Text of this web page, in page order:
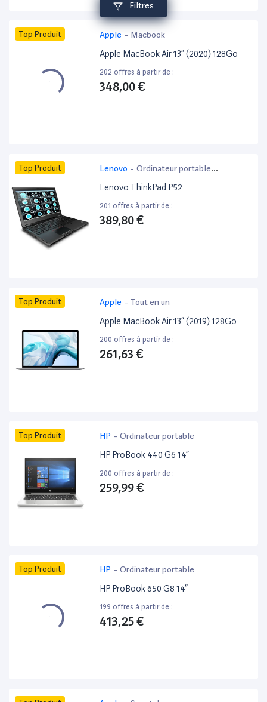
Filtres
Top Produit Apple - Macbook
Apple MacBook Air 13” (2020) 128Go
202 offres à partir de :
348,00 €
Top Produit Lenovo - Ordinateur portable
bureautique
Lenovo ThinkPad P52
201 offres à partir de :
389,80 €
Top Produit Apple - Tout en un
Apple MacBook Air 13” (2019) 128Go
200 offres à partir de :
261,63 €
Top Produit HP - Ordinateur portable
HP ProBook 440 G6 14”
200 offres à partir de :
259,99 €
Top Produit HP - Ordinateur portable
HP ProBook 650 G8 14”
199 offres à partir de :
413,25 €